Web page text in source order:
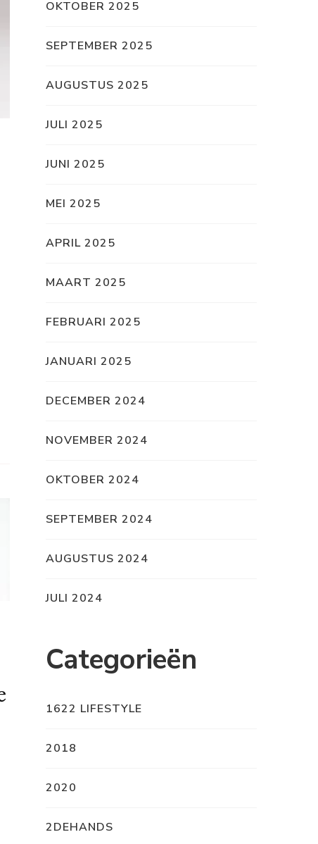
OKTOBER 2025
SEPTEMBER 2025
AUGUSTUS 2025
JULI 2025
JUNI 2025
MEI 2025
APRIL 2025
MAART 2025
FEBRUARI 2025
JANUARI 2025
DECEMBER 2024
NOVEMBER 2024
OKTOBER 2024
SEPTEMBER 2024
AUGUSTUS 2024
JULI 2024
Categorieën
1622 LIFESTYLE
2018
2020
2DEHANDS